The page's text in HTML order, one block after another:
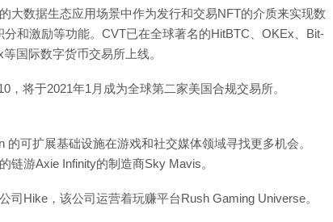
大数据生态应用场景中作为发行和交易NFT的介质来实现数
和激励等功能。CVT已在全球著名的HitBTC、OKEx、Bit-
国际数字货币交易所上线。
将于2021年1月成为全球第二家美国合规交易所。
可扩展基础设施在游戏和社交媒体领域寻找更多机会。
链游Axie Infinity的制造商Sky Mavis。
司Hike，该公司运营着玩赚平台Rush Gaming Universe。